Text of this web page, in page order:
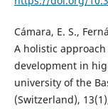
Cámara, E. S.,
A holistic
development in
university of the
(Switzerland),